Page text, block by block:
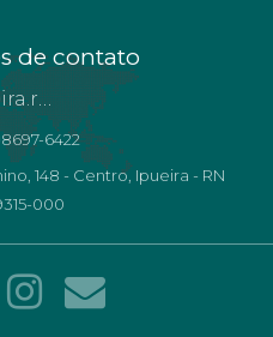
de contato
6422
148 - Centro, Ipueira - RN
000